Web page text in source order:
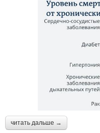
читать дальше →